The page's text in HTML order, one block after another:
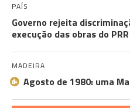
PAÍS
Governo rejeita
execução das obras do PRR
MADEIRA
Agosto de 1980: uma